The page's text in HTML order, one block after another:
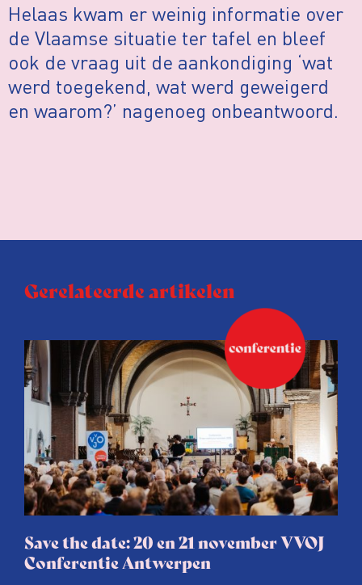
Helaas kwam er weinig informatie over
de Vlaamse situatie ter tafel en bleef
ook de vraag uit de aankondiging ‘wat
werd toegekend, wat werd geweigerd
en waarom?’ nagenoeg onbeantwoord.
Gerelateerde artikelen
Save the date: 20 en 21 november VVOJ
Conferentie Antwerpen